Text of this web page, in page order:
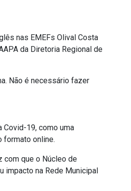
nas EMEFs Olival Costa
da Diretoria Regional de
Não é necessário fazer
Covid-19, como uma
formato online.
com que o Núcleo de
impacto na Rede Municipal